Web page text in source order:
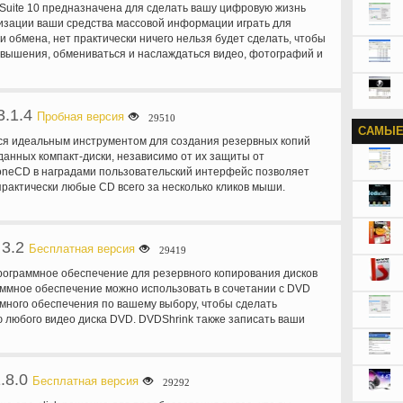
с DVDInfoPro, вы можете проверить качество ожоги,
диск
10 предназначена для сделать вашу цифровую жизнь
ваши средства массовой информации играть для
обмена, нет практически ничего нельзя будет сделать, чтобы
обмениваться и наслаждаться видео, фотографий и
Пробная версия 29510
идеальным инструментом для создания резервных копий
компакт-диски, независимо от их защиты от
в наградами пользовательский интерфейс позволяет
любые CD всего за несколько кликов мыши.
(сжатый). Обратите внимание, что для
форматами, такими как файлы ISO и UDF и копирует диски с
от копирования SafeDisc 3. CloneCD позволяет
1:1 копий ваших ценных оригинальных компакт-дисков. Не
с защитой от копирования музыки играть в вашем
копирование приложений вокруг. Этот файл
Бесплатная версия 29419
обеспечение для резервного копирования дисков
обеспечение можно использовать в сочетании с DVD
обеспечения по вашему выбору, чтобы сделать
видео диска DVD. DVDShrink также записать ваши
быть сохранены как файлы на вашем жестком диске,
Бесплатная версия 29292